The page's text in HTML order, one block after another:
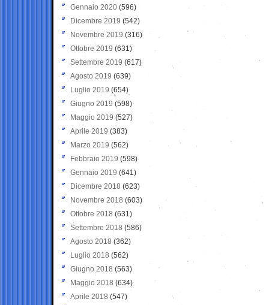
Gennaio 2020 (596)
Dicembre 2019 (542)
Novembre 2019 (316)
Ottobre 2019 (631)
Settembre 2019 (617)
Agosto 2019 (639)
Luglio 2019 (654)
Giugno 2019 (598)
Maggio 2019 (527)
Aprile 2019 (383)
Marzo 2019 (562)
Febbraio 2019 (598)
Gennaio 2019 (641)
Dicembre 2018 (623)
Novembre 2018 (603)
Ottobre 2018 (631)
Settembre 2018 (586)
Agosto 2018 (362)
Luglio 2018 (562)
Giugno 2018 (563)
Maggio 2018 (634)
Aprile 2018 (547)